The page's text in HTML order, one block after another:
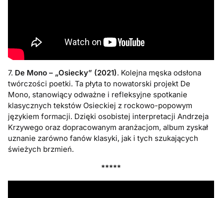
7. De Mono – „Osiecky” (2021). Kolejna męska odsłona
twórczości poetki. Ta płyta to nowatorski projekt De
Mono, stanowiący odważne i refleksyjne spotkanie
klasycznych tekstów Osieckiej z rockowo-popowym
językiem formacji. Dzięki osobistej interpretacji Andrzeja
Krzywego oraz dopracowanym aranżacjom, album zyskał
uznanie zarówno fanów klasyki, jak i tych szukających
świeżych brzmień.
*****